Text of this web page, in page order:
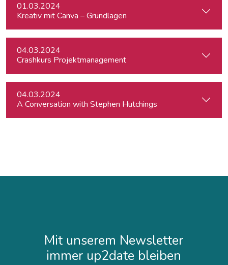
01.03.2024
Kreativ mit Canva – Grundlagen
04.03.2024
Crashkurs Projektmanagement
04.03.2024
A Conversation with Stephen Hutchings
Mit unserem Newsletter
immer up2date bleiben